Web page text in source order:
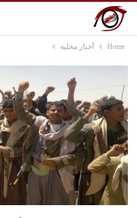
Home أخبار محلية